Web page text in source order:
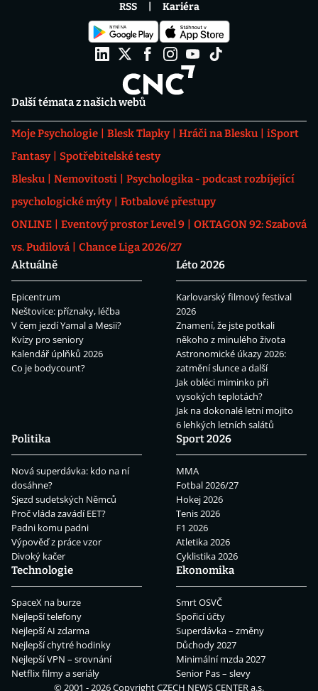
Další témata z našich webů
Moje Psychologie Blesk Tlapky Hráči na Blesku
iSport
Fantasy
Spotřebitelské testy
Blesku
Nemovitosti
Psychologika - podcast rozbíjející
psychologické mýty
Fotbalové přestupy
ONLINE
Eventový prostor Level 9
OKTAGON 92: Szabová
vs. Pudilová
Chance Liga 2026/27
Aktuálně
Epicentrum
Neštovice: příznaky, léčba
V čem jezdí Yamal a Mesii?
Kvízy pro seniory
Kalendář úplňků 2026
Co je bodycount?
Léto 2026
Karlovarský filmový festival
2026
Znamení, že jste potkali
někoho z minulého života
Astronomické úkazy 2026:
zatmění slunce a další
Jak obléci miminko při
vysokých teplotách?
Jak na dokonalé letní mojito
6 lehkých letních salátů
Politika
Nová superdávka: kdo na ní
dosáhne?
Sjezd sudetských Němců
Proč vláda zavádí EET?
Padni komu padni
Výpověď z práce vzor
Divoký kačer
Sport 2026
MMA
Fotbal 2026/27
Hokej 2026
Tenis 2026
F1 2026
Atletika 2026
Cyklistika 2026
Technologie
SpaceX na burze
Nejlepší telefony
Nejlepší AI zdarma
Nejlepší chytré hodinky
Nejlepší VPN – srovnání
Netflix filmy a seriály
Ekonomika
Smrt OSVČ
Spořicí účty
Superdávka – změny
Důchody 2027
Minimální mzda 2027
Senior Pas – slevy
RSS Kariéra
© 2001 - 2026 CopyrightCZECH NEWS CENTER a.s.